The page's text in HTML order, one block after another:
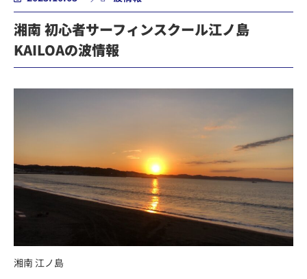
湘南 初心者サーフィンスクール江ノ島
KAILOAの波情報
湘南 江ノ島